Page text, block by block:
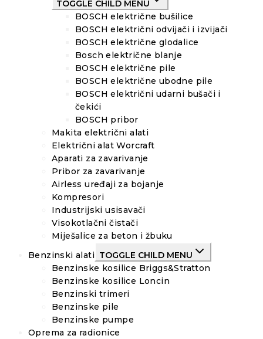
TOGGLE CHILD MENU
BOSCH električne bušilice
BOSCH električni odvijači i izvijači
BOSCH električne glodalice
Bosch električne blanje
BOSCH električne pile
BOSCH električne ubodne pile
BOSCH električni udarni bušači i
čekići
BOSCH pribor
Makita električni alati
Električni alat Worcraft
Aparati za zavarivanje
Pribor za zavarivanje
Airless uređaji za bojanje
Kompresori
Industrijski usisavači
Visokotlačni čistači
Miješalice za beton i žbuku
Benzinski alati TOGGLE CHILD MENU
Benzinske kosilice Briggs&Stratton
Benzinske kosilice Loncin
Benzinski trimeri
Benzinske pile
Benzinske pumpe
Oprema za radionice